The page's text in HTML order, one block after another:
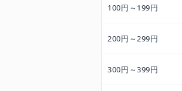
100円～199円
200円～299円
300円～399円